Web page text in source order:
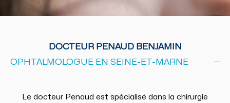
DOCTEUR PENAUD BENJAMIN
OPHTALMOLOGUE EN SEINE-ET-MARNE
Le docteur Penaud est spécialisé dans la chirurgie